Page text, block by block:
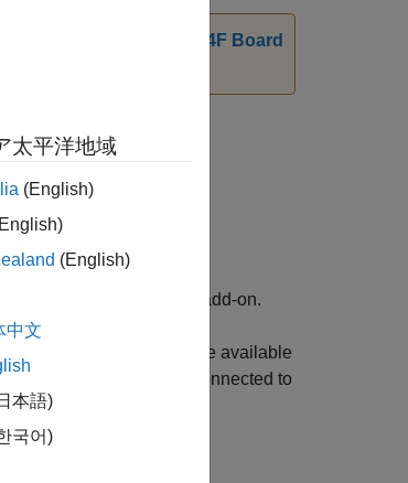
for NXP FRDM-K64F Board
FRDM-K64F Board add-on.
SW2 or SW3, that are available
The SW3 button is connected to
it outputs
太平洋地域
(English)
(English)
中文
本語)
국어)